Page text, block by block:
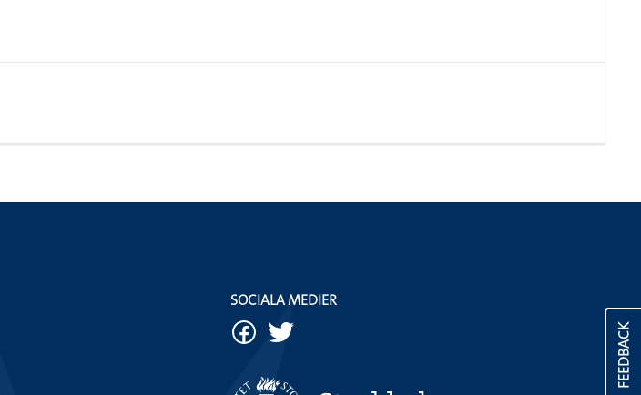
FEEDBACK
SOCIALA MEDIER